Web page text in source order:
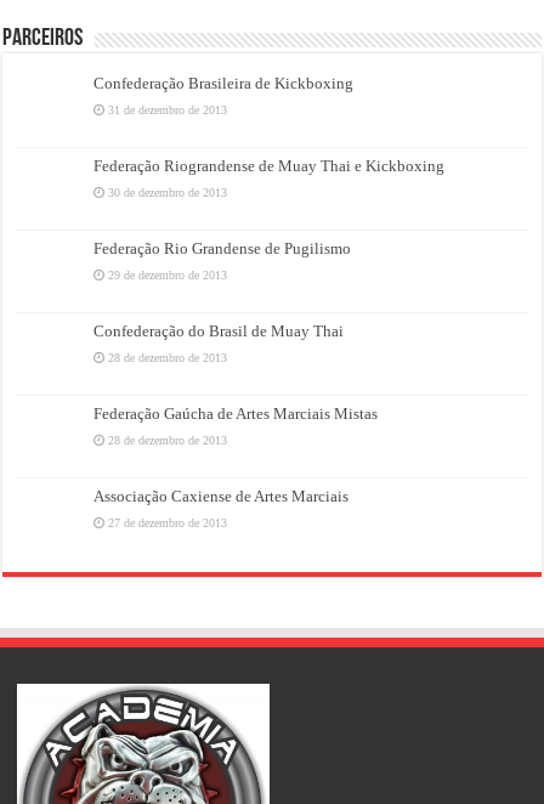
PARCEIROS
Confederação Brasileira de Kickboxing
31 de dezembro de 2013
Federação Riograndense de Muay Thai e Kickboxing
30 de dezembro de 2013
Federação Rio Grandense de Pugilismo
29 de dezembro de 2013
Confederação do Brasil de Muay Thai
28 de dezembro de 2013
Federação Gaúcha de Artes Marciais Mistas
28 de dezembro de 2013
Associação Caxiense de Artes Marciais
27 de dezembro de 2013